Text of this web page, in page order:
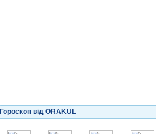
Гороскоп від ORAKUL